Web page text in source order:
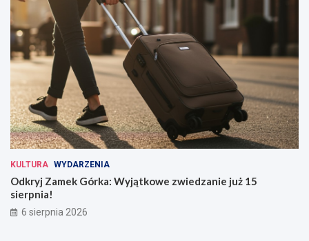
KULTURA WYDARZENIA
Odkryj Zamek Górka: Wyjątkowe zwiedzanie już 15
sierpnia!
6 sierpnia 2026